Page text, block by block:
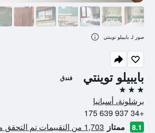
بايبيلو توينتي فندق
3 نجوم
برشلونة، أسبانيا
+34 937 639 175
8.1 ممتاز 1,703 من التقييمات تم التحقق منها
صور لـ بايبيلو توينتي